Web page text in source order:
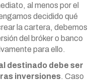
al menos por el
decidido qué
la cartera, debemos
del bróker o banco
para ello.
destinado debe ser
inversiones. Caso